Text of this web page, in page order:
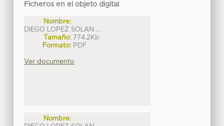
Ficheros en el objeto digital
Nombre:
DIEGO LOPEZ SOLAN ...
Tamaño: 774.2Kb
Formato: PDF
Ver documento
Nombre: